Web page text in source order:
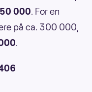
000. For en
på ca. 300 000,
.